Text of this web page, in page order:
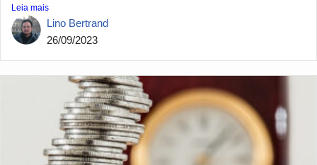
Leia mais
Lino Bertrand
26/09/2023